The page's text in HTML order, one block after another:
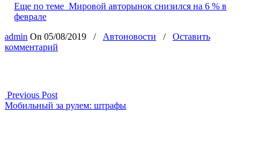
Еще по теме Мировой авторынок снизился на 6 % в
феврале
admin On 05/08/2019 / Автоновости / Оставить
комментарий
Previous Post
Мобильный за рулем: штрафы